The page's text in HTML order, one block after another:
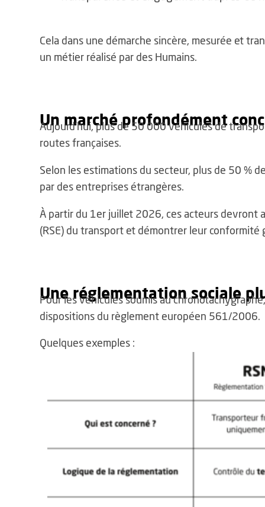
Cela dans une démarche sincère, mesurée et
un métier réalisé par des Humains.
Un marché profondément
Aujourd’hui, plus de 50 000 véhicules de
routes françaises.
Selon les estimations du secteur, plus de 50 %
par des entreprises étrangères.
À partir du 1er juillet 2026, ces acteurs devront
(RSE) du transport et démontrer leur conformité
Une réglementation sociale
Pour les véhicules soumis au
dispositions du règlement européen 561/2006.
Quelques exemples :